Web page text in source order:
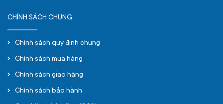
CHÍNH SÁCH CHUNG
Chính sách quy định chung
Chính sách mua hàng
Chính sách giao hàng
Chính sách bảo hành